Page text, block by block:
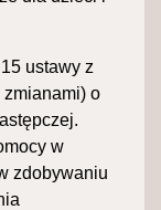
ustawy z
zmianami) o
w
zdobywaniu